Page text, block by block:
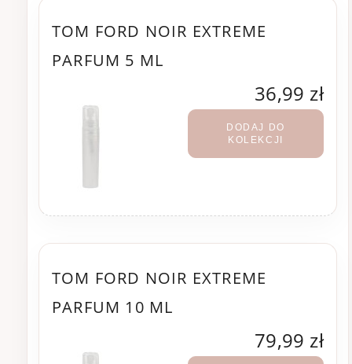
TOM FORD NOIR EXTREME
PARFUM 5 ML
36,99 zł
DODAJ DO
KOLEKCJI
TOM FORD NOIR EXTREME
PARFUM 10 ML
79,99 zł